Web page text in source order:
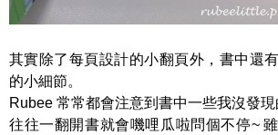
其實除了每頁設計的小翻頁外，書中還
的小細節。
Rubee 常常都會注意到書中一些我沒發現
往往一翻開書就會嘰哩瓜啦問個不停~